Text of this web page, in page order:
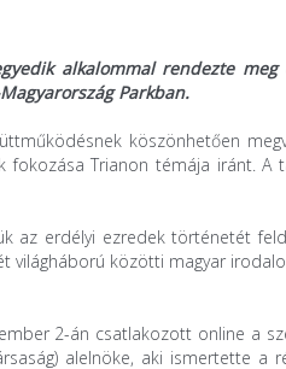
alkalommal rendezte meg
Parkban.
köszönhetően
fokozása Trianon témája iránt. A
az erdélyi ezredek történetét
világháború közötti magyar
2-án csatlakozott online a
alelnöke, aki ismertette a